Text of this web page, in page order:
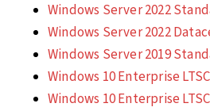
Windows Server 2022
Windows Server 2022
Windows Server 2019
Windows 10 Enterprise LTSC
Windows 10 Enterprise LTSC